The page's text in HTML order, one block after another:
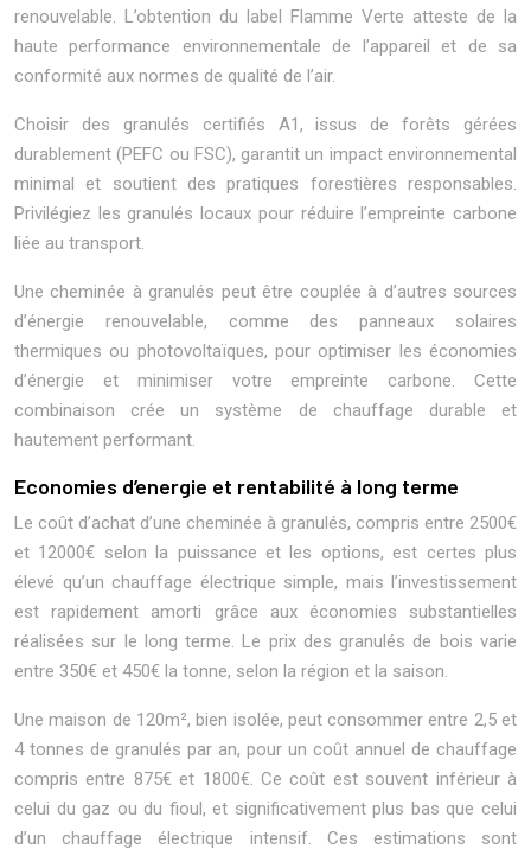
renouvelable. L’obtention du label Flamme Verte atteste de la
haute performance environnementale de l’appareil et de sa
conformité aux normes de qualité de l’air.
Choisir des granulés certifiés A1, issus de forêts gérées
durablement (PEFC ou FSC), garantit un impact environnemental
minimal et soutient des pratiques forestières responsables.
Privilégiez les granulés locaux pour réduire l’empreinte carbone
liée au transport.
Une cheminée à granulés peut être couplée à d’autres sources
d’énergie renouvelable, comme des panneaux solaires
thermiques ou photovoltaïques, pour optimiser les économies
d’énergie et minimiser votre empreinte carbone. Cette
combinaison crée un système de chauffage durable et
hautement performant.
Economies d’energie et rentabilité à long terme
Le coût d’achat d’une cheminée à granulés, compris entre 2500€
et 12000€ selon la puissance et les options, est certes plus
élevé qu’un chauffage électrique simple, mais l’investissement
est rapidement amorti grâce aux économies substantielles
réalisées sur le long terme. Le prix des granulés de bois varie
entre 350€ et 450€ la tonne, selon la région et la saison.
Une maison de 120m², bien isolée, peut consommer entre 2,5 et
4 tonnes de granulés par an, pour un coût annuel de chauffage
compris entre 875€ et 1800€. Ce coût est souvent inférieur à
celui du gaz ou du fioul, et significativement plus bas que celui
d’un chauffage électrique intensif. Ces estimations sont